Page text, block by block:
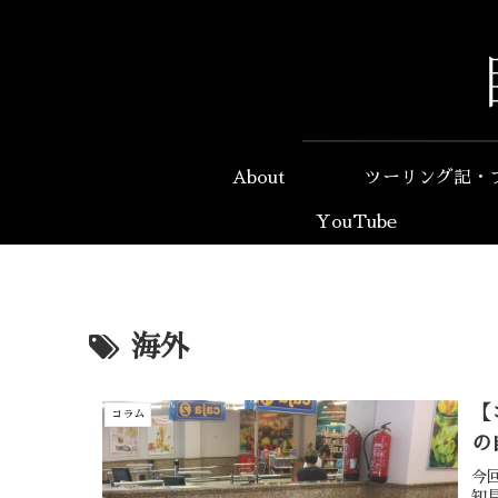
About ツーリング記・
YouTube
海外
コラム
の
今